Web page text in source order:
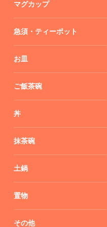
マグカップ
急須・ティーポット
お皿
ご飯茶碗
丼
抹茶碗
土鍋
置物
その他